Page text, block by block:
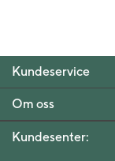
Kundeservice
Om oss
Kundesenter: